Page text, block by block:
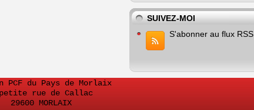
SUIVEZ-MOI
S'abonner au flux RSS
PCF du Pays de Morlaix
rue de Callac
29600 MORLAIX